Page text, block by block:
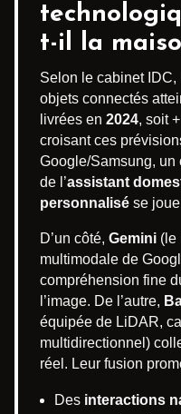
t-il la
Selon le cabinet
objets connectés
livrées en 2024, soit
croisant ces
Google/Samsung, un
de l’assistant
personnalisé se
D’un côté, Gemini (le
multimodale de
compréhension fine
l’image. De l’autre,
équipée de LiDAR,
multidirectionnel)
réel. Leur fusion
Des interactions